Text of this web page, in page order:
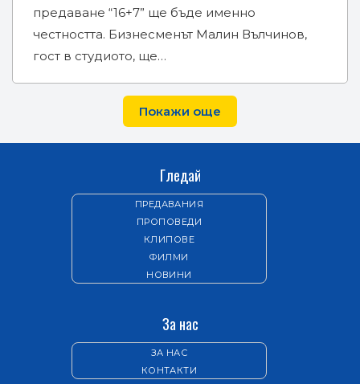
предаване “16+7” ще бъде именно
честността. Бизнесменът Малин Вълчинов,
гост в студиото, ще…
Покажи още
Гледай
ПРЕДАВАНИЯ
ПРОПОВЕДИ
КЛИПОВЕ
ФИЛМИ
НОВИНИ
За нас
ЗА НАС
КОНТАКТИ